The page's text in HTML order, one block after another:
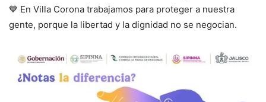
💙 En Villa Corona trabajamos para proteger a nuestra
gente, porque la libertad y la dignidad no se negocian.